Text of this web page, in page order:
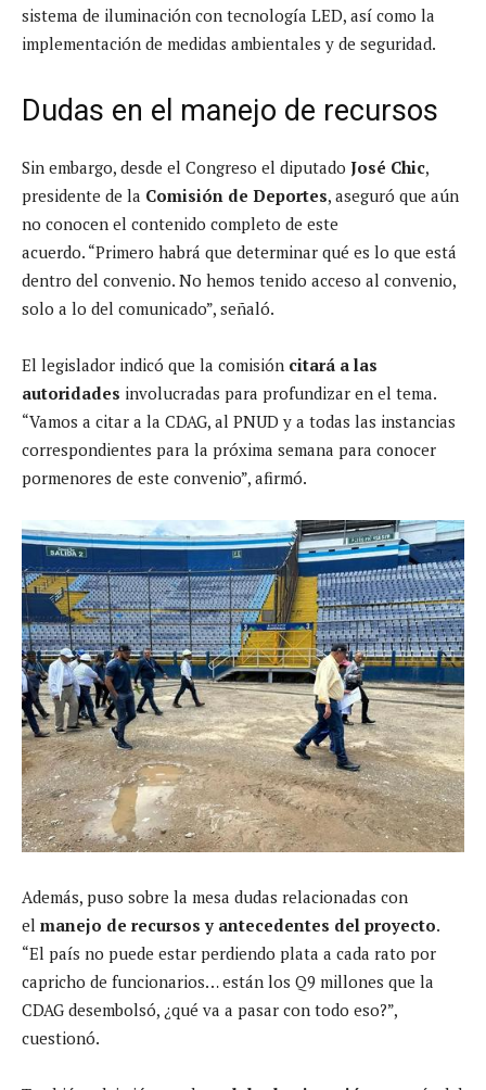
sistema de iluminación con tecnología LED, así como la
implementación de medidas ambientales y de seguridad.
Dudas en el manejo de recursos
Sin embargo, desde el Congreso el diputado José Chic,
presidente de la Comisión de Deportes, aseguró que aún
no conocen el contenido completo de este
acuerdo. “Primero habrá que determinar qué es lo que está
dentro del convenio. No hemos tenido acceso al convenio,
solo a lo del comunicado”, señaló.
El legislador indicó que la comisión citará a las
autoridades involucradas para profundizar en el tema.
“Vamos a citar a la CDAG, al PNUD y a todas las instancias
correspondientes para la próxima semana para conocer
pormenores de este convenio”, afirmó.
Además, puso sobre la mesa dudas relacionadas con
el manejo de recursos y antecedentes del proyecto.
“El país no puede estar perdiendo plata a cada rato por
capricho de funcionarios… están los Q9 millones que la
CDAG desembolsó, ¿qué va a pasar con todo eso?”,
cuestionó.